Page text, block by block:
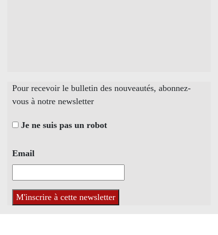
Pour recevoir le bulletin des nouveautés, abonnez-
vous à notre newsletter
Je ne suis pas un robot
Email